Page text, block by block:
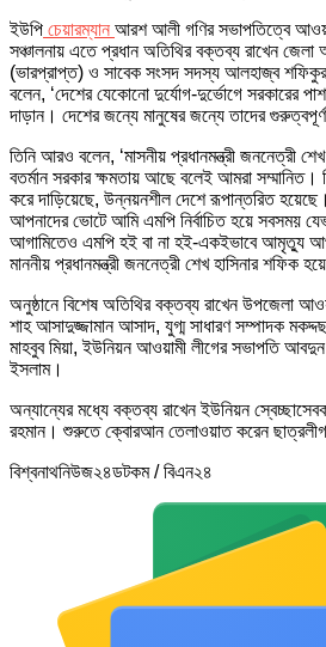
ইউপি চেয়ারম্যান আরশ আলী গণির সভাপতিত্বে
সঞ্চালনায় এতে প্রধান অতিথির বক্তব্য রাখেন জেলা
(ভারপ্রাপ্ত) ও সাবেক সংসদ সদস্য আলহাজ্ব
বলেন, ‘দেশের যেকোনো দুর্যোগ-দুর্ভোগে সরকারের
দাড়ান। দেশের জন্যে মানুষের জন্যে তাদের
তিনি আরও বলেন, ‘মাসনীয় প্রধানমন্ত্রী জননেত্রী
বতর্মান সরকার ক্ষমতায় আছে বলেই আমরা সম্মানিত।
করে দাড়িয়েছে, উন্নয়নশীল দেশে রূপান্তরিত হয়েছে।
আপনাদের ভোটে আমি এমপি নির্বাচিত হয়ে সবসময়
আগামিতেও এমপি হই বা না হই-একইভাবে আমৃত্যু
মাননীয় প্রধানমন্ত্রী জননেত্রী শেখ হাসিনার শফিক
অনুষ্ঠানে বিশেষ অতিথির বক্তব্য রাখেন উপজেলা
শাহ আসাদুজ্জামান আসাদ, যুগ্ম সাধারণ সম্পাদক
মাহবুব মিয়া, ইউনিয়ন আওয়ামী লীগের সভাপতি
ইসলাম।
অন্যান্যের মধ্যে বক্তব্য রাখেন ইউনিয়ন
রহমান। শুরুতে ক্বোরআন তেলাওয়াত করেন
বিশ্বনাথনিউজ২৪ডটকম / বিএন২৪